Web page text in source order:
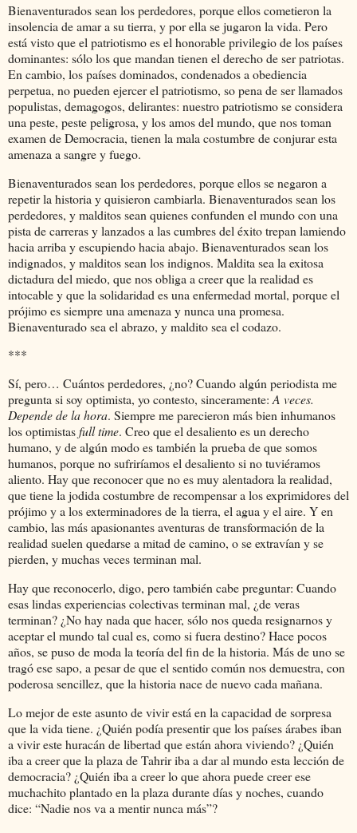
Bienaventurados sean los perdedores, porque ellos cometieron la
insolencia de amar a su tierra, y por ella se jugaron la vida. Pero
está visto que el patriotismo es el honorable privilegio de los países
dominantes: sólo los que mandan tienen el derecho de ser patriotas.
En cambio, los países dominados, condenados a obediencia
perpetua, no pueden ejercer el patriotismo, so pena de ser llamados
populistas, demagogos, delirantes: nuestro patriotismo se considera
una peste, peste peligrosa, y los amos del mundo, que nos toman
examen de Democracia, tienen la mala costumbre de conjurar esta
amenaza a sangre y fuego.
Bienaventurados sean los perdedores, porque ellos se negaron a
repetir la historia y quisieron cambiarla. Bienaventurados sean los
perdedores, y malditos sean quienes confunden el mundo con una
pista de carreras y lanzados a las cumbres del éxito trepan lamiendo
hacia arriba y escupiendo hacia abajo. Bienaventurados sean los
indignados, y malditos sean los indignos. Maldita sea la exitosa
dictadura del miedo, que nos obliga a creer que la realidad es
intocable y que la solidaridad es una enfermedad mortal, porque el
prójimo es siempre una amenaza y nunca una promesa.
Bienaventurado sea el abrazo, y maldito sea el codazo.
***
Sí, pero… Cuántos perdedores, ¿no? Cuando algún periodista me
pregunta si soy optimista, yo contesto, sinceramente: A veces.
Depende de la hora. Siempre me parecieron más bien inhumanos
los optimistasfull time. Creo que el desaliento es un derecho
humano, y de algún modo es también la prueba de que somos
humanos, porque no sufriríamos el desaliento si no tuviéramos
aliento. Hay que reconocer que no es muy alentadora la realidad,
que tiene la jodida costumbre de recompensar a los exprimidores del
prójimo y a los exterminadores de la tierra, el agua y el aire. Y en
cambio, las más apasionantes aventuras de transformación de la
realidad suelen quedarse a mitad de camino, o se extravían y se
pierden, y muchas veces terminan mal.
Hay que reconocerlo, digo, pero también cabe preguntar: Cuando
esas lindas experiencias colectivas terminan mal, ¿de veras
terminan? ¿No hay nada que hacer, sólo nos queda resignarnos y
aceptar el mundo tal cual es, como si fuera destino? Hace pocos
años, se puso de moda la teoría del fin de la historia. Más de uno se
tragó ese sapo, a pesar de que el sentido común nos demuestra, con
poderosa sencillez, que la historia nace de nuevo cada mañana.
Lo mejor de este asunto de vivir está en la capacidad de sorpresa
que la vida tiene. ¿Quién podía presentir que los países árabes iban
a vivir este huracán de libertad que están ahora viviendo? ¿Quién
iba a creer que la plaza de Tahrir iba a dar al mundo esta lección de
democracia? ¿Quién iba a creer lo que ahora puede creer ese
muchachito plantado en la plaza durante días y noches, cuando
dice: Nadie nos va a mentir nunca más ?